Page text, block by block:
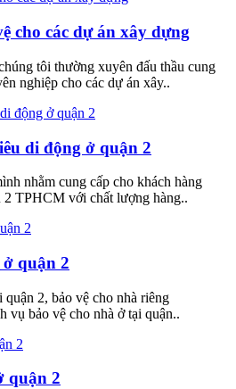
cho các dự án xây dựng
tôi thường xuyên đấu thầu cung
nghiệp cho các dự án xây..
di động ở quận 2
nhằm cung cấp cho khách hàng
2 TPHCM với chất lượng hàng..
quận 2
2, bảo vệ cho nhà riêng
vụ bảo vệ cho nhà ở tại quận..
quận 2